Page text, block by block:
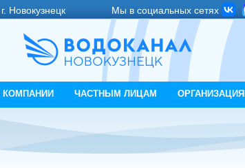
г. Новокузнецк Мы в социальных сетях
КОМПАНИИ ЧАСТНЫМ ЛИЦАМ